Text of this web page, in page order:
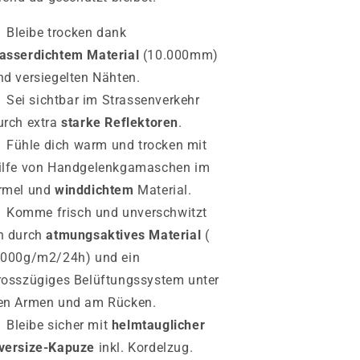
Bleibe trocken dank
Material (10.000mm)
versiegelten Nähten.
Sei sichtbar im Strassenverkehr
extrastarke Reflektoren.
Fühle dich warm und trocken mit
von Handgelenkgamaschen im
und winddichtem Material.
Komme frisch und unverschwitzt
durchatmungsaktives Material (
m2/24h) und ein
Belüftungssystem unter
Armen und am Rücken.
Bleibe sicher mit helmtauglicher
Kapuze inkl. Kordelzug.